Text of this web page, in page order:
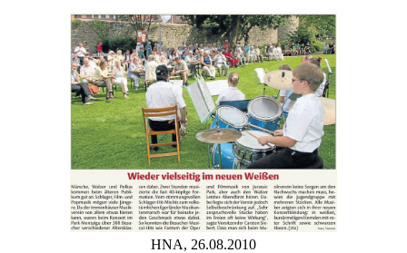
HNA, 26.08.2010